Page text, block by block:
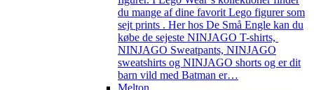
du mange af dine favorit Lego figurer som
sejt prints . Her hos De Små Engle kan du
købe de sejeste NINJAGO T-shirts,
NINJAGO Sweatpants, NINJAGO
sweatshirts og NINJAGO shorts og er dit
barn vild med Batman er…
Melton